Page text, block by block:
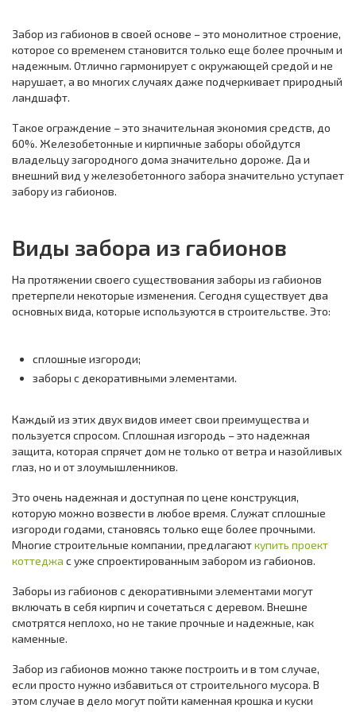
Забор из габионов в своей основе – это монолитное строение,
которое со временем становится только еще более прочным и
надежным. Отлично гармонирует с окружающей средой и не
нарушает, а во многих случаях даже подчеркивает природный
ландшафт.
Такое ограждение – это значительная экономия средств, до
60%. Железобетонные и кирпичные заборы обойдутся
владельцу загородного дома значительно дороже. Да и
внешний вид у железобетонного забора значительно уступает
забору из габионов.
Виды забора из габионов
На протяжении своего существования заборы из габионов
претерпели некоторые изменения. Сегодня существует два
основных вида, которые используются в строительстве. Это:
сплошные изгороди;
заборы с декоративными элементами.
Каждый из этих двух видов имеет свои преимущества и
пользуется спросом. Сплошная изгородь – это надежная
защита, которая спрячет дом не только от ветра и назойливых
глаз, но и от злоумышленников.
Это очень надежная и доступная по цене конструкция,
которую можно возвести в любое время. Служат сплошные
изгороди годами, становясь только еще более прочными.
Многие строительные компании, предлагаюткупить проект
коттеджа с уже спроектированным забором из габионов.
Заборы из габионов с декоративными элементами могут
включать в себя кирпич и сочетаться с деревом. Внешне
смотрятся неплохо, но не такие прочные и надежные, как
каменные.
Забор из габионов можно также построить и в том случае,
если просто нужно избавиться от строительного мусора. В
этом случае в дело могут пойти каменная крошка и куски